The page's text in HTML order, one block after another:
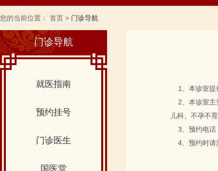
您的当前位置： 首页 > 门诊导航
门诊导航
就医指南
预约挂号
门诊医生
国医堂
1、本诊室提
2、本诊室主
儿科、不孕不
3、预约电话
4、预约时请